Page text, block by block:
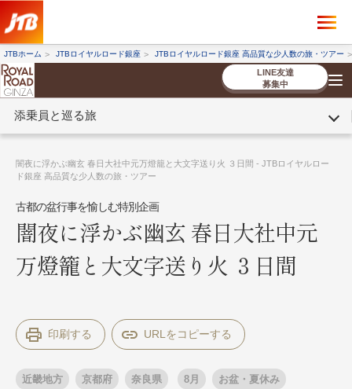
JTBホーム JTBロイヤルロード銀座 JTBロイヤルロード銀座 高品質な少人数の旅・ツアー
LINE友達
募集中
添乗員と巡る旅
お客様へのご案内
コンシェルジ
ュ紹介
お申し込み
の流れ
法人企業・自治体のみ
条件から探す
条件から探す
キーワード
条件から探す
条件から探す
キーワード
闇夜に浮かぶ幽玄 春日大社中元万燈籠と大文字送り火 ３日間 - JTBロイヤルロー
ド銀座 高品質な少人数の旅・ツアー
古都の盆行事を愉しむ特別企画
闇夜に浮かぶ幽玄 春日大社中元
万燈籠と大文字送り火 ３日間
印刷する
近畿地方 京都府 奈良県 8月 お盆・夏休み
ツアーを探す ×
海外ツアー 国内ツアー